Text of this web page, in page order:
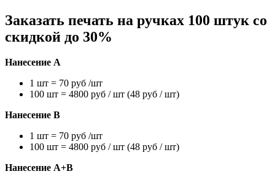
Заказать печать на ручках 100 штук со
скидкой до 30%
Нанесение А
1 шт = 70 руб /шт
100 шт = 4800 руб / шт (48 руб / шт)
Нанесение В
1 шт = 70 руб /шт
100 шт = 4800 руб / шт (48 руб / шт)
Нанесение А+В